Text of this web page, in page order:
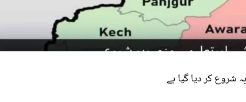
شروع کر دیا گیا ہے